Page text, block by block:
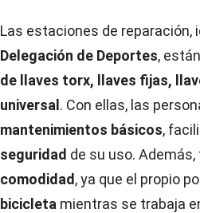
Las estaciones de reparación,
Delegación de Deportes,
de llaves torx, llaves fijas,
universal . Con ellas, las
mantenimientos básicos,
seguridad de su uso.
comodidad , ya que el propio
bicicleta mientras se trabaja